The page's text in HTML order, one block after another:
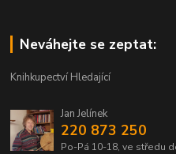
Neváhejte se zeptat:
Knihkupectví Hledající
Jan Jelínek
220 873 250
Po-Pá 10-18, ve středu